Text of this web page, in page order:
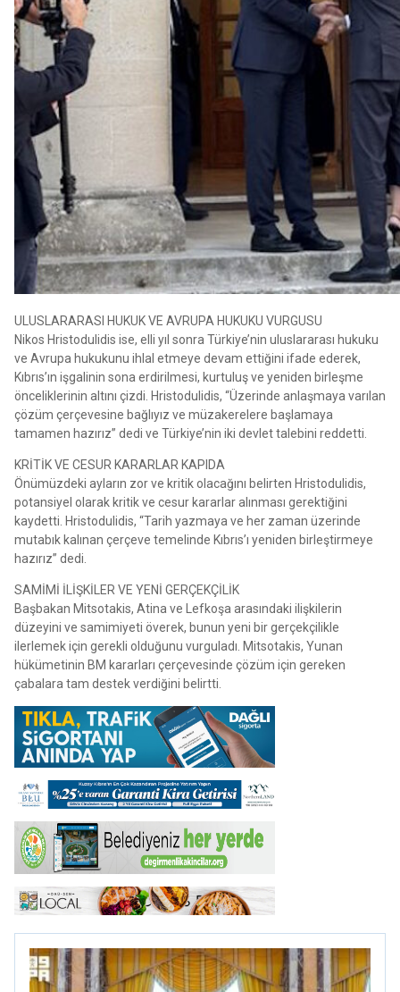
ULUSLARARASI HUKUK VE AVRUPA HUKUKU VURGUSU
Nikos Hristodulidis ise, elli yıl sonra Türkiye’nin uluslararası hukuku
ve Avrupa hukukunu ihlal etmeye devam ettiğini ifade ederek,
Kıbrıs’ın işgalinin sona erdirilmesi, kurtuluş ve yeniden birleşme
önceliklerinin altını çizdi. Hristodulidis, “Üzerinde anlaşmaya varılan
çözüm çerçevesine bağlıyız ve müzakerelere başlamaya
tamamen hazırız” dedi ve Türkiye’nin iki devlet talebini reddetti.
KRİTİK VE CESUR KARARLAR KAPIDA
Önümüzdeki ayların zor ve kritik olacağını belirten Hristodulidis,
potansiyel olarak kritik ve cesur kararlar alınması gerektiğini
kaydetti. Hristodulidis, “Tarih yazmaya ve her zaman üzerinde
mutabık kalınan çerçeve temelinde Kıbrıs’ı yeniden birleştirmeye
hazırız” dedi.
SAMİMİ İLİŞKİLER VE YENİ GERÇEKÇİLİK
Başbakan Mitsotakis, Atina ve Lefkoşa arasındaki ilişkilerin
düzeyini ve samimiyeti överek, bunun yeni bir gerçekçilikle
ilerlemek için gerekli olduğunu vurguladı. Mitsotakis, Yunan
hükümetinin BM kararları çerçevesinde çözüm için gereken
çabalara tam destek verdiğini belirtti.